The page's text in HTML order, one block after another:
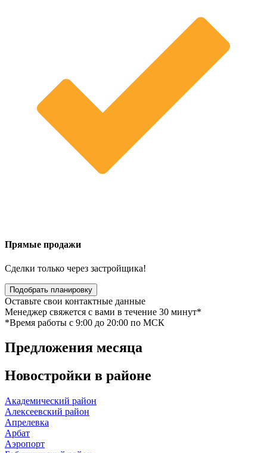
Прямые продажи
Сделки только через застройщика!
Подобрать планировку
Оставьте свои контактные данные
Менеджер свяжется с вами в течение 30 минут*
*Время работы c 9:00 до 20:00 по МСК
Предложения месяца
Новостройки в районе
Академический район
Алексеевский район
Апрелевка
Арбат
Аэропорт